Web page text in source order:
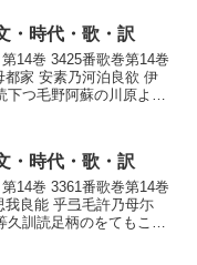
・時代・歌・訳
14巻 3425番歌巻第14巻
都家 安素乃河泊良欲 伊
下つ毛野阿蘇の川原よ石
・時代・歌・訳
14巻 3361番歌巻第14巻
我良能 乎弖毛許乃母尓
久訓読足柄のをてもこの